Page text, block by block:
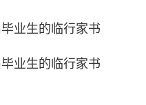
业生的临行家书
业生的临行家书